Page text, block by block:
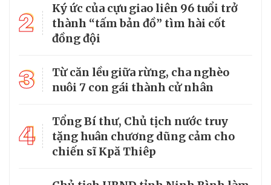
2
Ký ức của cựu giao liên 96 tuổi trở
thành “tấm bản đồ” tìm hài cốt
đồng đội
3
Từ căn lều giữa rừng, cha nghèo
nuôi 7 con gái thành cử nhân
4
Tổng Bí thư, Chủ tịch nước truy
tặng huân chương dũng cảm cho
chiến sĩ Kpă Thiêp